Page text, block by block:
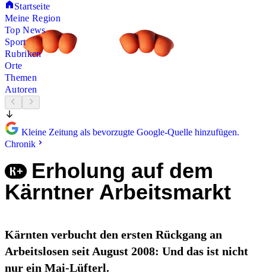
Startseite
Meine Region
Top News
Sport
Rubriken
Orte
Themen
Autoren
Kleine Zeitung als bevorzugte Google-Quelle hinzufügen.
Chronik
Erholung auf dem
Kärntner Arbeitsmarkt
Kärnten verbucht den ersten Rückgang an
Arbeitslosen seit August 2008: Und das ist nicht
nur ein Mai-Lüfterl.